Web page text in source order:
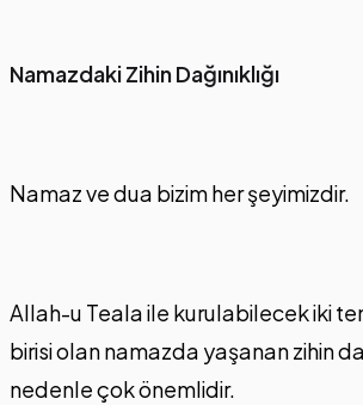
Namazdaki Zihin Dağınıklığı
Namaz ve dua bizim her şeyimizdir.
Allah-u Teala ile kurulabilecek iki
birisi olan namazda yaşanan zihin
nedenle çok önemlidir.